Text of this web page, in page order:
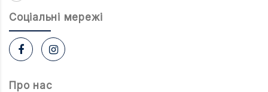
Про нас
Соцiальнi мережi